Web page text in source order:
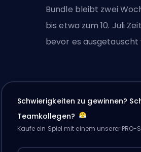
Bundle bleibt zwei
bis etwa zum 10. Juli
bevor es ausgetauscht
Schwierigkeiten zu gewinnen?
Teamkollegen?
Kaufe ein Spiel mit einem unserer PRO-